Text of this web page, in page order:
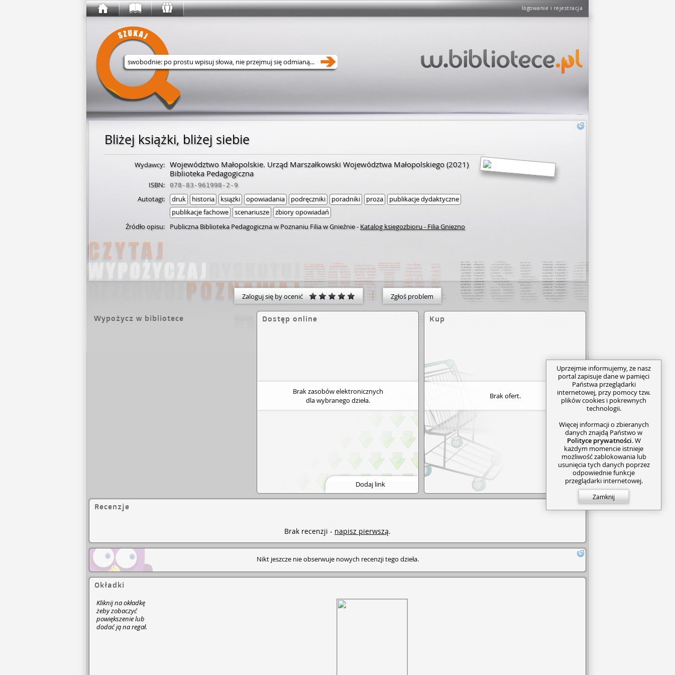
logowanie i rejestracja
Wyszukaj w serwisie
Bliżej książki, bliżej siebie
Wydawcy: Województwo Małopolskie. Urząd Marszałkowski Województwa Małopolskiego(2021)
Biblioteka Pedagogiczna
ISBN: 078-83-961998-2-9
Autotagi: druk historia książki opowiadania podręczniki poradniki proza
publikacje dydaktyczne
publikacje fachowe
scenariusze
zbiory opowiadań
Źródło opisu:
Publiczna Biblioteka Pedagogiczna w Poznaniu Filia w Gnieźnie- Katalog księgozbioru - Filia Gniezno
Zaloguj się by ocenić Zgłoś problem
Wypożycz w bibliotece Dostęp online
Brak zasobów elektronicznych
dla wybranego dzieła.
Dodaj link
Kup
Brak ofert.
Recenzje
Brak recenzji - napisz pierwszą.
Nikt jeszcze nie obserwuje nowych recenzji tego dzieła.
Okładki
Kliknij na okładkę
żeby zobaczyć
powiększenie lub
dodać ją na regał.
Uprzejmie informujemy, że nasz
portal zapisuje dane w pamięci
Państwa przeglądarki
internetowej, przy pomocy tzw.
plików cookies i pokrewnych
technologii.
Więcej informacji o zbieranych
danych znajdą Państwo w
Polityce prywatności. W
każdym momencie istnieje
możliwość zablokowania lub
usunięcia tych danych poprzez
odpowiednie funkcje
przeglądarki internetowej.
Zamknij